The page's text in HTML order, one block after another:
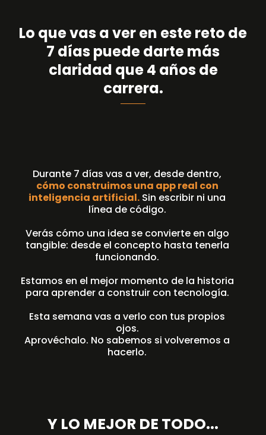
Lo que vas a ver en este reto de
7 días puede darte más
claridad que 4 años de
carrera.
Durante 7 días vas a ver, desde dentro,
cómo construimos una app real con
inteligencia artificial. Sin escribir ni una
línea de código.
Verás cómo una idea se convierte en algo
tangible: desde el concepto hasta tenerla
funcionando.
Estamos en el mejor momento de la historia
para aprender a construir con tecnología.
Esta semana vas a verlo con tus propios
ojos.
Aprovéchalo. No sabemos si volveremos a
hacerlo.
Y LO MEJOR DE TODO...